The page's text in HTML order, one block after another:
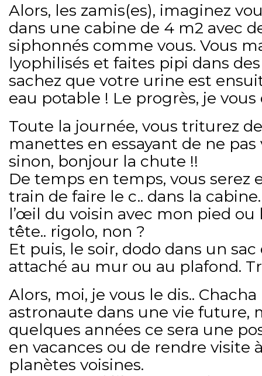
Alors, les zamis(es), imaginez
dans une cabine de 4 m2 avec
siphonnés comme vous. Vous
lyophilisés et faites pipi dans
sachez que votre urine est
eau potable ! Le progrès, je vous
Toute la journée, vous triturez
manettes en essayant de ne
sinon, bonjour la chute !!
De temps en temps, vous serez
train de faire le c.. dans la
l’œil du voisin avec mon pied
tête.. rigolo, non ?
Et puis, le soir, dodo dans un
attaché au mur ou au plafond.
Alors, moi, je vous le dis..
astronaute dans une vie future,
quelques années ce sera une
en vacances ou de rendre visite
planètes voisines.